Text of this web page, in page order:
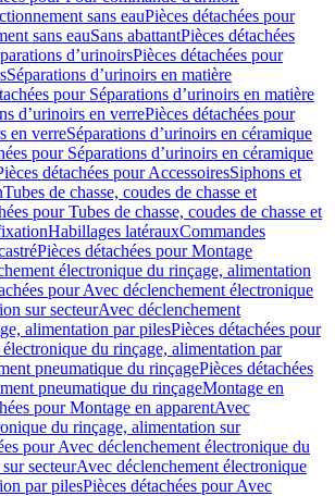
sans eauPièces détachées pour
sans eauSans abattantPièces détachées
d’urinoirsPièces détachées pour
Séparations d’urinoirs en matière
pour Séparations d’urinoirs en matière
d’urinoirs en verrePièces détachées pour
en verreSéparations d’urinoirs en céramique
pour Séparations d’urinoirs en céramique
détachées pour AccessoiresSiphons et
Tubes de chasse, coudes de chasse et
pour Tubes de chasse, coudes de chasse et
Habillages latérauxCommandes
Pièces détachées pour Montage
électronique du rinçage, alimentation
pour Avec déclenchement électronique
sur secteurAvec déclenchement
alimentation par pilesPièces détachées pour
du rinçage, alimentation par
pneumatique du rinçagePièces détachées
pneumatique du rinçageMontage en
pour Montage en apparentAvec
du rinçage, alimentation sur
pour Avec déclenchement électronique du
secteurAvec déclenchement électronique
par pilesPièces détachées pour Avec